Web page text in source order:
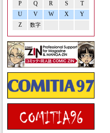
P Q R S
T
U
V W X
Y
Z
数字